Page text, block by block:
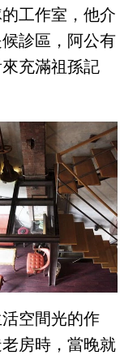
工作室，他介
診區，阿公有
充滿祖孫記
空間光的作
房時，當晚就